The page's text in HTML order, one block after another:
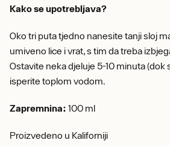
Kako se upotrebljava?
Oko tri puta tjedno nanesite tanji sloj
umiveno lice i vrat, s tim da treba
Ostavite neka djeluje 5-10 minuta (dok
isperite toplom vodom.
Zapremnina: 100 ml
Proizvedeno u Kaliforniji